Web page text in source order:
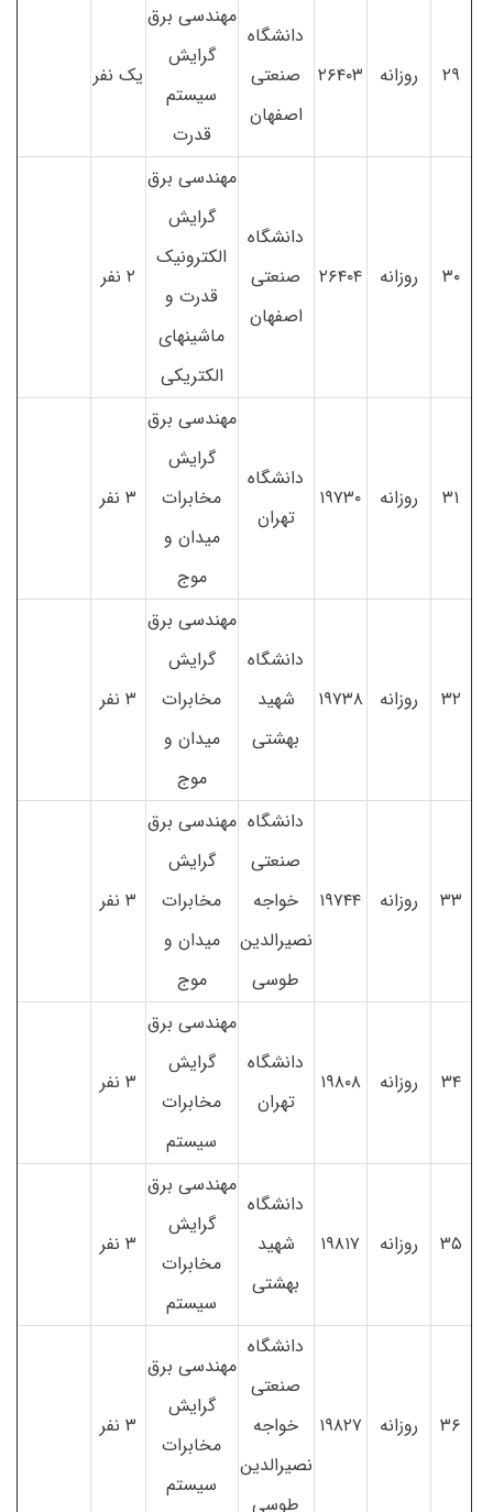
۲۹ روزانه ۲۶۴۰۳
دانشگاه
صنعتی
اصفهان
مهندسی برق
گرایش
سیستم
قدرت
یک نفر
۳۰ روزانه ۲۶۴۰۴
دانشگاه
صنعتی
اصفهان
مهندسی برق
گرایش
الکترونیک
قدرت و
ماشینهای
الکتریکی
۲ نفر
۳۱ روزانه ۱۹۷۳۰
دانشگاه
تهران
مهندسی برق
گرایش
مخابرات
میدان و
موج
۳ نفر
۳۲ روزانه ۱۹۷۳۸
دانشگاه
شهید
بهشتی
مهندسی برق
گرایش
مخابرات
میدان و
موج
۳ نفر
۳۳ روزانه ۱۹۷۴۴
دانشگاه
صنعتی
خواجه
نصیرالدین
طوسی
مهندسی برق
گرایش
مخابرات
میدان و
موج
۳ نفر
۳۴ روزانه ۱۹۸۰۸
دانشگاه
تهران
مهندسی برق
گرایش
مخابرات
سیستم
۳ نفر
۳۵ روزانه ۱۹۸۱۷
دانشگاه
شهید
بهشتی
مهندسی برق
گرایش
مخابرات
سیستم
۳ نفر
۳۶ روزانه ۱۹۸۲۷
دانشگاه
صنعتی
خواجه
نصیرالدین
طوسی
مهندسی برق
گرایش
مخابرات
سیستم
۳ نفر